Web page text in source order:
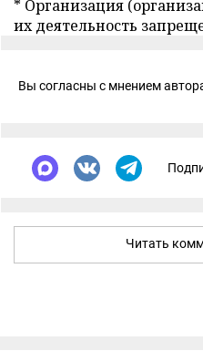
* Организация
их деятельность
Вы согласны с мнением
Читать